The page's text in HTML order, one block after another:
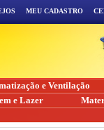
MEU CADASTRO
e Ventilação
e Lazer